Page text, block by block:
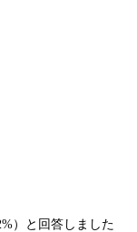
）と回答しました